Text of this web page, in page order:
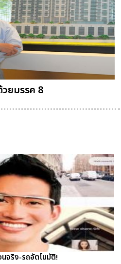
วยมรรค 8
จริง-รถอัตโนมัติ!